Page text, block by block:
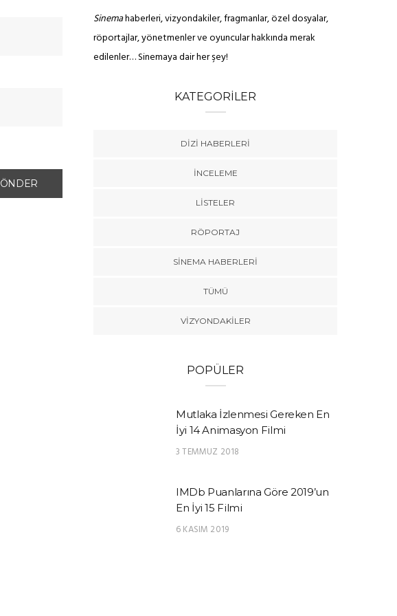
Sinemahaberleri, vizyondakiler, fragmanlar, özel dosyalar,
röportajlar, yönetmenler ve oyuncular hakkında merak
edilenler… Sinemaya dair her şey!
KATEGORILER
DIZI HABERLERI
İNCELEME
LISTELER
RÖPORTAJ
SINEMA HABERLERI
TÜMÜ
VIZYONDAKILER
POPÜLER
Mutlaka İzlenmesi Gereken En
İyi 14 Animasyon Filmi
3 TEMMUZ 2018
IMDb Puanlarına Göre 2019’un
En İyi 15 Filmi
6 KASIM 2019